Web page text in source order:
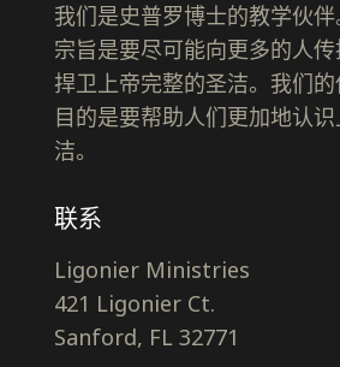
我们是史普罗博士的教学伙
宗旨是要尽可能向更多的人
捍卫上帝完整的圣洁。我们
目的是要帮助人们更加地认
洁。
联系
Ligonier Ministries
421 Ligonier Ct.
Sanford, FL 32771